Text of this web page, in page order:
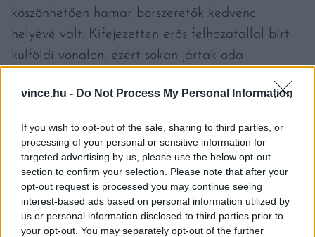
vince.hu - Do Not Process My Personal Information
If you wish to opt-out of the sale, sharing to third parties, or
processing of your personal or sensitive information for
targeted advertising by us, please use the below opt-out
section to confirm your selection. Please note that after your
opt-out request is processed you may continue seeing
interest-based ads based on personal information utilized by
us or personal information disclosed to third parties prior to
your opt-out. You may separately opt-out of the further
köszönhetően hamar borszeretők kedvenc
helyévé vált. Kifejezetten erős felhozatallal bírt
külföldi vonalon, ezért sokan jártak oda
országot. A Kóstolom Borbár legfobb védjegye
volt. Ezeken az estéken ismert boros arcok
mutatták be kedvenc tételeiket, a vendégek
pedig megszavazták, nekik melyek tetszettek
azok közül a legjobban. 2023-ban a Kóstolom
elnyerte a legjobb borbárnak járó Vince-díj